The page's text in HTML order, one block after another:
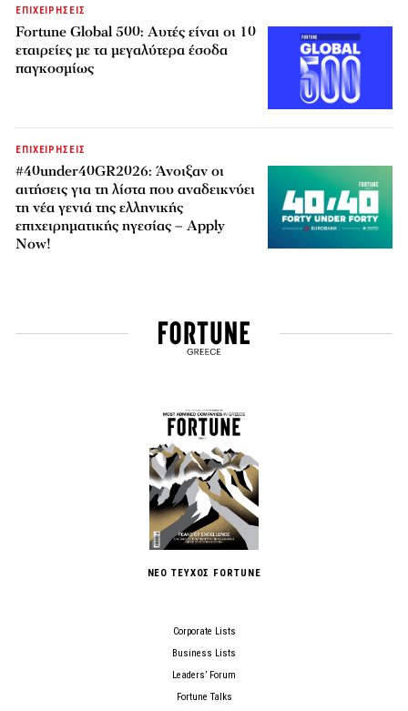
ΕΠΙΧΕΙΡΗΣΕΙΣ
Fortune Global 500: Αυτές είναι οι 10
εταιρείες με τα μεγαλύτερα έσοδα
παγκοσμίως
ΕΠΙΧΕΙΡΗΣΕΙΣ
#40under40GR2026: Άνοιξαν οι
αιτήσεις για τη λίστα που αναδεικνύει
τη νέα γενιά της ελληνικής
επιχειρηματικής ηγεσίας – Apply
Now!
ΝΕΟ ΤΕΥΧΟΣ FORTUNE
Corporate Lists
Business Lists
Leaders’ Forum
Fortune Talks